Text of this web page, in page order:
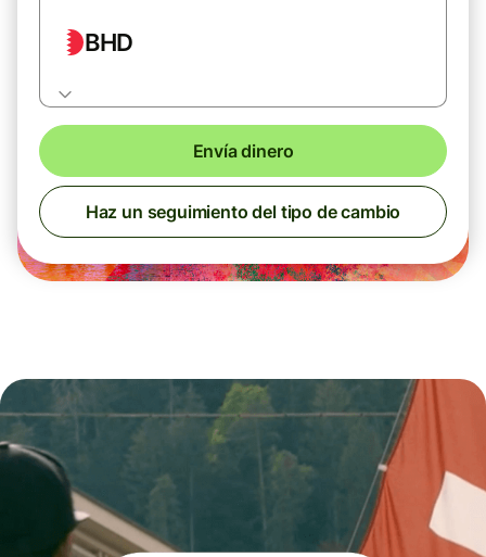
BHD
Envía dinero
Haz un seguimiento del tipo de cambio